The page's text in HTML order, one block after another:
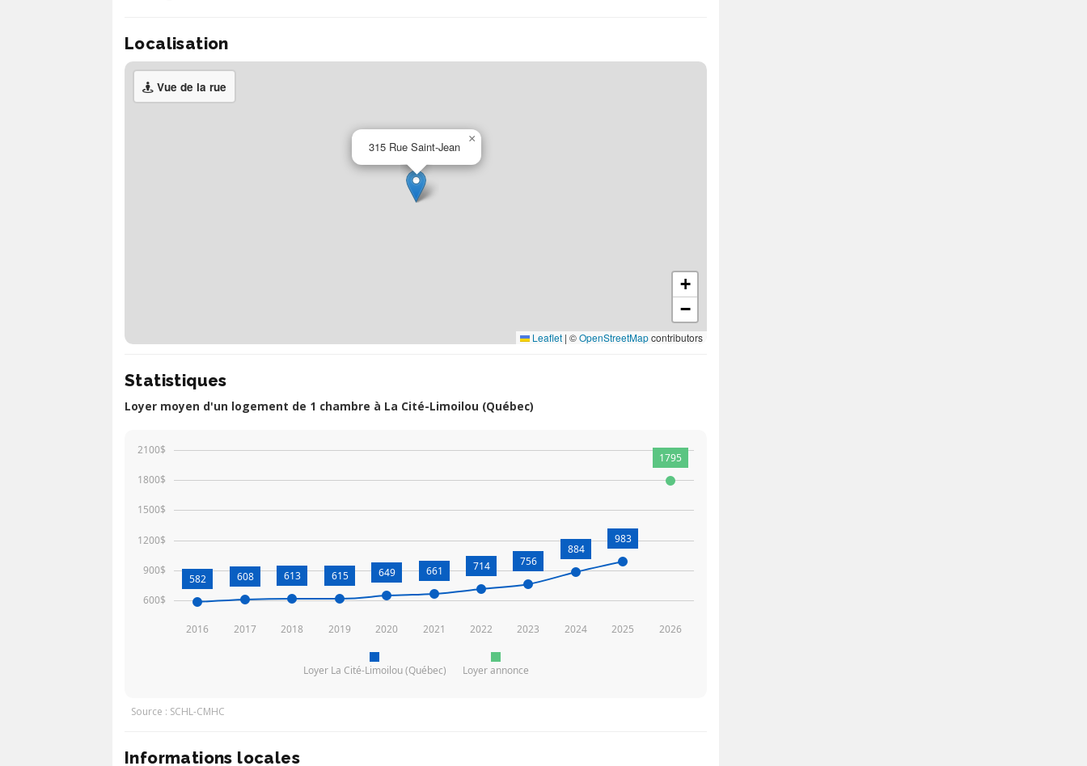
Localisation
Vue de la rue
315 Rue Saint-Jean
×
+
−
Leaflet | ©OpenStreetMapcontributors
Statistiques
Loyer moyen d'un logement de 1 chambre à La Cité-Limoilou (Québec)
Loyer La Cité-Limoilou (Québec) Loyer annonce
2016 2017 2018 2019 2020 2021 2022 2023 2024 2025 2026
600$
900$
1200$
1500$
1800$
2100$
582 608 613 615 649 661 714 756
884
983
1795
Source : SCHL-CMHC
Informations locales